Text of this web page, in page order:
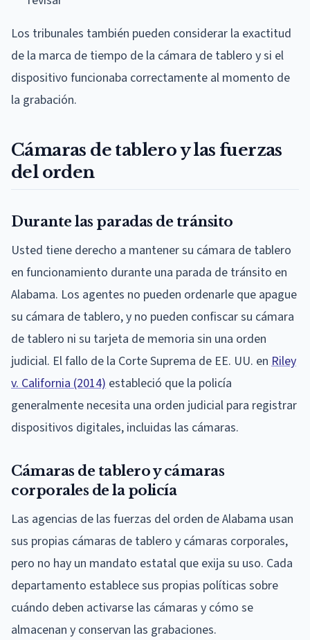
Los tribunales también pueden considerar la exactitud
de la marca de tiempo de la cámara de tablero y si el
dispositivo funcionaba correctamente al momento de
la grabación.
Cámaras de tablero y las fuerzas
del orden
Durante las paradas de tránsito
Usted tiene derecho a mantener su cámara de tablero
en funcionamiento durante una parada de tránsito en
Alabama. Los agentes no pueden ordenarle que apague
su cámara de tablero, y no pueden confiscar su cámara
de tablero ni su tarjeta de memoria sin una orden
judicial. El fallo de la Corte Suprema de EE. UU. en Riley
v. California (2014) estableció que la policía
generalmente necesita una orden judicial para registrar
dispositivos digitales, incluidas las cámaras.
Cámaras de tablero y cámaras
corporales de la policía
Las agencias de las fuerzas del orden de Alabama usan
sus propias cámaras de tablero y cámaras corporales,
pero no hay un mandato estatal que exija su uso. Cada
departamento establece sus propias políticas sobre
cuándo deben activarse las cámaras y cómo se
almacenan y conservan las grabaciones.